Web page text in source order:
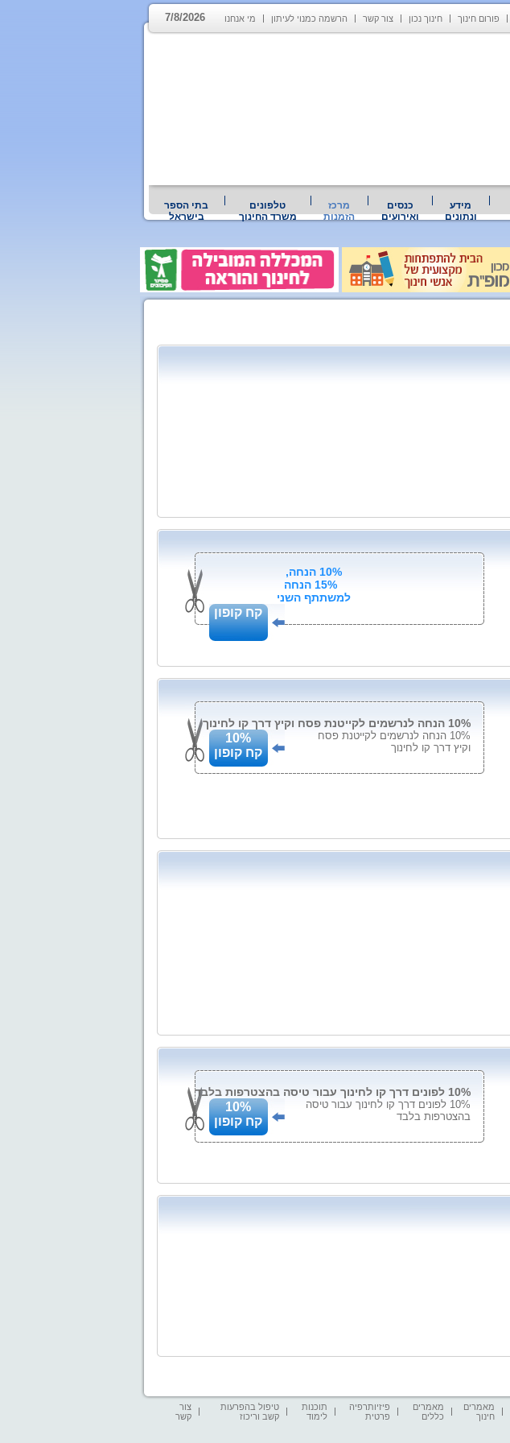
פורום חינוך חינוך נכון צור קשר הרשמה כמנוי לעיתון מי אנחנו 7/8/2026
מידע
ונתונים
כנסים
ואירועים
מרכז
הזמנות
טלפונים
משרד החינוך
בתי הספר
בישראל
10% הנחה,
15% הנחה
למשתתף השני
קח קופון
10% הנחה לנרשמים לקייטנת פסח וקיץ דרך קו לחינוך
10% הנחה לנרשמים לקייטנת פסח
וקיץ דרך קו לחינוך
10%
קח קופון
10% לפונים דרך קו לחינוך עבור טיסה בהצטרפות בלבד
10% לפונים דרך קו לחינוך עבור טיסה
בהצטרפות בלבד
10%
קח קופון
מאמרים
חינוך
מאמרים
כללים
פיזיותרפיה
פרטית
תוכנות
לימוד
טיפול בהפרעות
קשב וריכוז
צור
קשר